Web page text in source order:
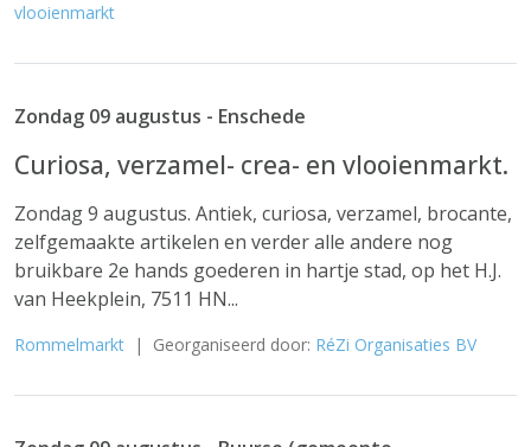
vlooienmarkt
Zondag 09 augustus - Enschede
Curiosa, verzamel- crea- en vlooienmarkt.
Zondag 9 augustus. Antiek, curiosa, verzamel, brocante,
zelfgemaakte artikelen en verder alle andere nog
bruikbare 2e hands goederen in hartje stad, op het H.J.
van Heekplein, 7511 HN...
Rommelmarkt | Georganiseerd door: RéZi Organisaties BV